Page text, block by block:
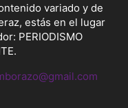
variado y de
estás en el lugar
PERIODISMO